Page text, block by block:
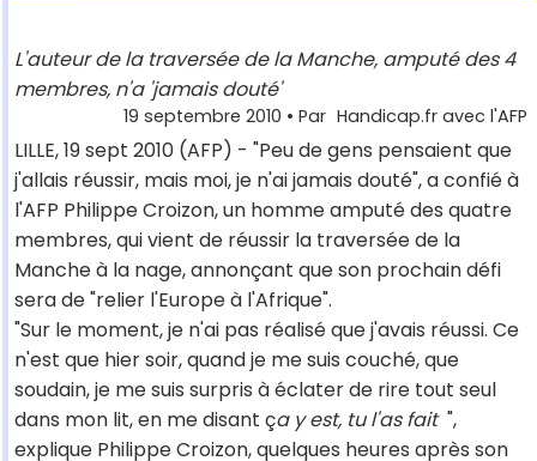
L'auteur de la traversée de la Manche, amputé des 4
membres, n'a 'jamais douté'
19 septembre 2010 • Par Handicap.fr avec l'AFP
LILLE, 19 sept 2010 (AFP) - "Peu de gens pensaient que
j'allais réussir, mais moi, je n'ai jamais douté", a confié à
l'AFP Philippe Croizon, un homme amputé des quatre
membres, qui vient de réussir la traversée de la
Manche à la nage, annonçant que son prochain défi
sera de "relier l'Europe à l'Afrique".
"Sur le moment, je n'ai pas réalisé que j'avais réussi. Ce
n'est que hier soir, quand je me suis couché, que
soudain, je me suis surpris à éclater de rire tout seul
dans mon lit, en me disant ça y est, tu l'as fait",
explique Philippe Croizon, quelques heures après son